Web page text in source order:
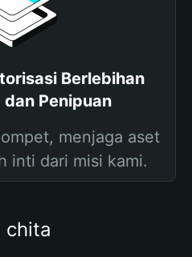
Berlebihan
dan Penipuan
menjaga aset
inti dari misi kami.
chita